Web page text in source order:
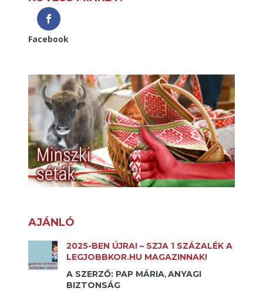
Facebook
AJÁNLÓ
2025-BEN ÚJRA! – SZJA 1 SZÁZALÉK A
LEGJOBBKOR.HU MAGAZINNAK!
A SZERZŐ: PAP MÁRIA,ANYAGI
BIZTONSÁG